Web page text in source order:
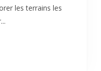
les terrains les